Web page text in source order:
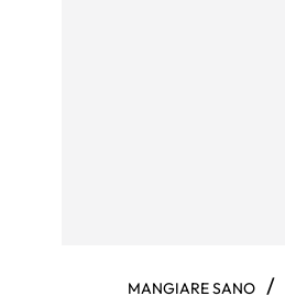
MANGIARE SANO /